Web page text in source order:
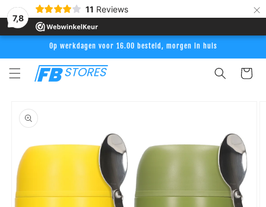
7,8
11 Reviews ×
Meteen
naar de
content
Op werkdagen voor 16.00 besteld, morgen in huis